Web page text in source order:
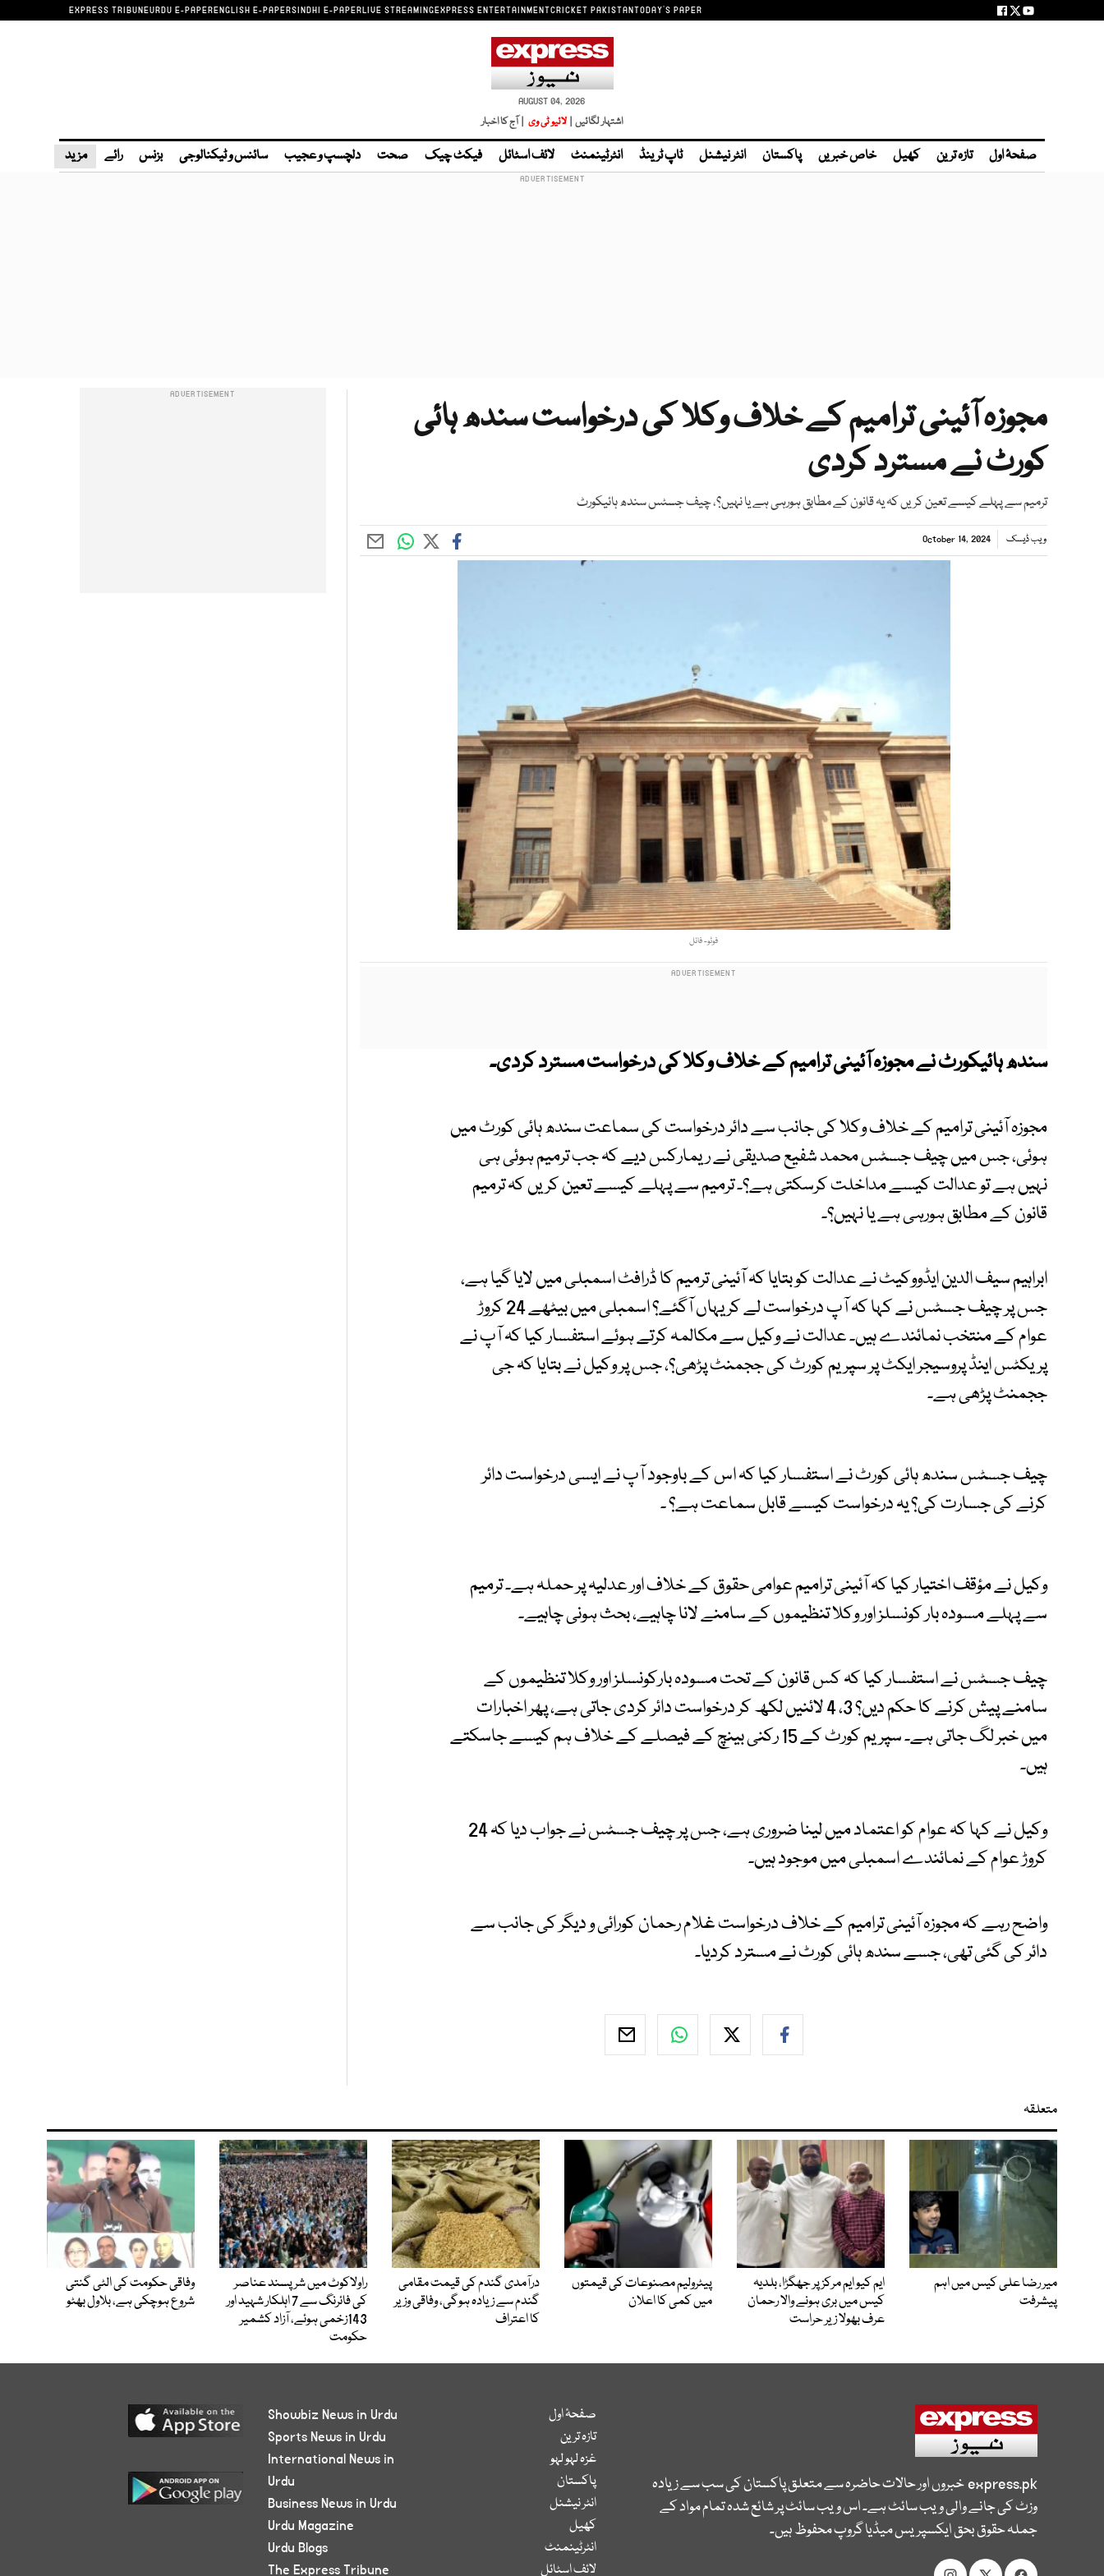
EXPRESS TRIBUNEURDU E-PAPERENGLISH E-PAPERSINDHI E-PAPERLIVE STREAMINGEXPRESS ENTERTAINMENTCRICKET PAKISTANTODAY'S PAPER
AUGUST 04, 2026
اشتہار لگائیں | لائیو ٹی وی | آج کا اخبار
صفحۂ اول تازہ ترین کھیل خاص خبریں پاکستان انٹر نیشنل ٹاپ ٹرینڈ انٹرٹینمنٹ لائف اسٹائل فیکٹ چیک صحت دلچسپ و عجیب سائنس و ٹیکنالوجی بزنس رائے مزید
مجوزہ آئینی ترامیم کے خلاف وکلا کی درخواست سندھ ہائی
کورٹ نے مسترد کردی
ترمیم سے پہلے کیسے تعین کریں کہ یہ قانون کے مطابق ہورہی ہے یا نہیں؟، چیف جسٹس سندھ ہائیکورٹ
ویب ڈیسک October 14, 2024
فوٹو- فائل
سندھ ہائیکورٹ نے مجوزہ آئینی ترامیم کے خلاف وکلا کی درخواست مسترد کردی۔
مجوزہ آئینی ترامیم کے خلاف وکلا کی جانب سے دائر درخواست کی سماعت سندھ ہائی کورٹ میں
ہوئی، جس میں چیف جسٹس محمد شفیع صدیقی نے ریمارکس دیے کہ جب ترمیم ہوئی ہی
نہیں ہے تو عدالت کیسے مداخلت کرسکتی ہے؟۔ ترمیم سے پہلے کیسے تعین کریں کہ ترمیم
قانون کے مطابق ہورہی ہے یا نہیں؟۔
ابراہیم سیف الدین ایڈووکیٹ نے عدالت کو بتایا کہ آئینی ترمیم کا ڈرافٹ اسمبلی میں لایا گیا ہے،
جس پر چیف جسٹس نے کہا کہ آپ درخواست لے کر یہاں آگئے؟ اسمبلی میں بیٹھے 24 کروڑ
عوام کے منتخب نمائندے ہیں۔ عدالت نے وکیل سے مکالمہ کرتے ہوئے استفسار کیا کہ آپ نے
پریکٹس اینڈ پروسیجر ایکٹ پر سپریم کورٹ کی ججمنٹ پڑھی؟، جس پر وکیل نے بتایا کہ جی
ججمنٹ پڑھی ہے۔
چیف جسٹس سندھ ہائی کورٹ نے استفسار کیا کہ اس کے باوجود آپ نے ایسی درخواست دائر
کرنے کی جسارت کی؟ یہ درخواست کیسے قابل سماعت ہے؟ ۔
وکیل نے مؤقف اختیار کیا کہ آئینی ترامیم عوامی حقوق کے خلاف اور عدلیہ پر حملہ ہے۔ ترمیم
سے پہلے مسودہ بار کونسلز اور وکلا تنظیموں کے سامنے لانا چاہیے، بحث ہونی چاہیے۔
چیف جسٹس نے استفسار کیا کہ کس قانون کے تحت مسودہ بارکونسلز اور وکلا تنظیموں کے
سامنے پیش کرنے کا حکم دیں؟ 3، 4 لائنیں لکھ کر درخواست دائر کردی جاتی ہے، پھر اخبارات
میں خبر لگ جاتی ہے۔ سپریم کورٹ کے 15 رکنی بینچ کے فیصلے کے خلاف ہم کیسے جاسکتے
ہیں۔
وکیل نے کہا کہ عوام کو اعتماد میں لینا ضروری ہے، جس پر چیف جسٹس نے جواب دیا کہ 24
کروڑ عوام کے نمائندے اسمبلی میں موجود ہیں۔
واضح رہے کہ مجوزہ آئینی ترامیم کے خلاف درخواست غلام رحمان کورائی و دیگر کی جانب سے
دائر کی گئی تھی، جسے سندھ ہائی کورٹ نے مسترد کردیا۔
متعلقہ
میر رضا علی کیس میں اہم
پیشرفت
ایم کیو ایم مرکز پر جھگڑا، بلدیہ
کیس میں بری ہونے والا رحمان
عرف بھولا زیر حراست
پیٹرولیم مصنوعات کی قیمتوں
میں کمی کا اعلان
درآمدی گندم کی قیمت مقامی
گندم سے زیادہ ہوگی، وفاقی وزیر
کا اعتراف
راولاکوٹ میں شرپسند عناصر
کی فائرنگ سے 7 اہلکار شہید اور
143زخمی ہوئے، آزاد کشمیر
حکومت
وفاقی حکومت کی الٹی گنتی
شروع ہوچکی ہے، بلاول بھٹو
express.pkخبروں اور حالات حاضرہ سے متعلق پاکستان کی سب سے زیادہ
وزٹ کی جانے والی ویب سائٹ ہے۔ اس ویب سائٹ پر شائع شدہ تمام مواد کے
جملہ حقوق بحق ایکسپریس میڈیا گروپ محفوظ ہیں۔
صفحۂ اول
تازہ ترین
غزہ لہو لہو
پاکستان
انٹر نیشنل
کھیل
انٹرٹینمنٹ
لائف اسٹائل
Showbiz News in Urdu
Sports News in Urdu
International News in
Urdu
Business News in Urdu
Urdu Magazine
Urdu Blogs
The Express Tribune